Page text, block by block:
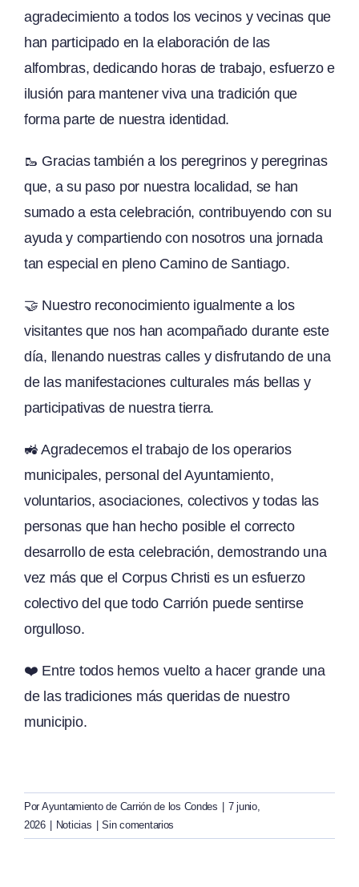
agradecimiento a todos los vecinos y vecinas que
han participado en la elaboración de las
alfombras, dedicando horas de trabajo, esfuerzo e
ilusión para mantener viva una tradición que
forma parte de nuestra identidad.
🥾 Gracias también a los peregrinos y peregrinas
que, a su paso por nuestra localidad, se han
sumado a esta celebración, contribuyendo con su
ayuda y compartiendo con nosotros una jornada
tan especial en pleno Camino de Santiago.
🤝 Nuestro reconocimiento igualmente a los
visitantes que nos han acompañado durante este
día, llenando nuestras calles y disfrutando de una
de las manifestaciones culturales más bellas y
participativas de nuestra tierra.
🚜 Agradecemos el trabajo de los operarios
municipales, personal del Ayuntamiento,
voluntarios, asociaciones, colectivos y todas las
personas que han hecho posible el correcto
desarrollo de esta celebración, demostrando una
vez más que el Corpus Christi es un esfuerzo
colectivo del que todo Carrión puede sentirse
orgulloso.
❤️ Entre todos hemos vuelto a hacer grande una
de las tradiciones más queridas de nuestro
municipio.
Por Ayuntamiento de Carrión de los Condes
7 junio,
2026
Noticias Sin comentarios